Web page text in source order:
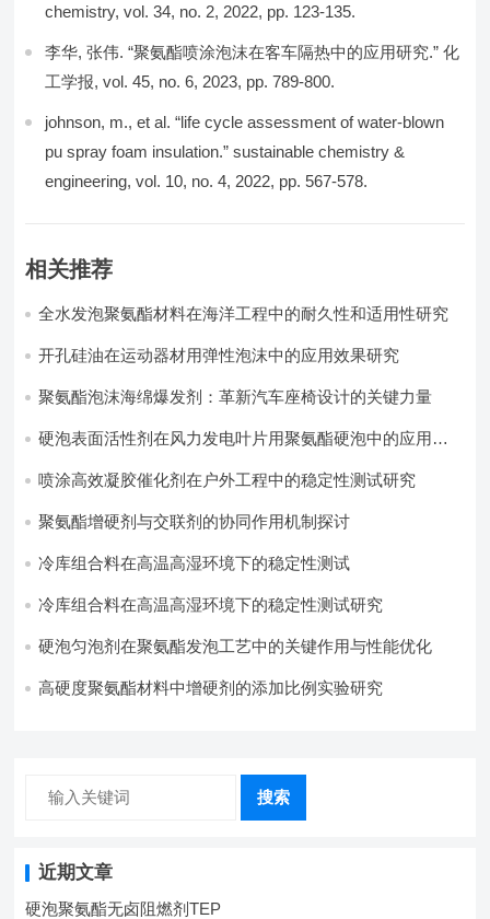
chemistry, vol. 34, no. 2, 2022, pp. 123-135.
李华, 张伟. “聚氨酯喷涂泡沫在客车隔热中的应用研究.” 化
工学报, vol. 45, no. 6, 2023, pp. 789-800.
johnson, m., et al. “life cycle assessment of water-blown
pu spray foam insulation.” sustainable chemistry &
engineering, vol. 10, no. 4, 2022, pp. 567-578.
相关推荐
全水发泡聚氨酯材料在海洋工程中的耐久性和适用性研究
开孔硅油在运动器材用弹性泡沫中的应用效果研究
聚氨酯泡沫海绵爆发剂：革新汽车座椅设计的关键力量​
硬泡表面活性剂在风力发电叶片用聚氨酯硬泡中的应用实
喷涂高效凝胶催化剂在户外工程中的稳定性测试研究
聚氨酯增硬剂与交联剂的协同作用机制探讨
冷库组合料在高温高湿环境下的稳定性测试​
冷库组合料在高温高湿环境下的稳定性测试研究
硬泡匀泡剂在聚氨酯发泡工艺中的关键作用与性能优化
高硬度聚氨酯材料中增硬剂的添加比例实验研究
搜索
近期文章
硬泡聚氨酯无卤阻燃剂TEP